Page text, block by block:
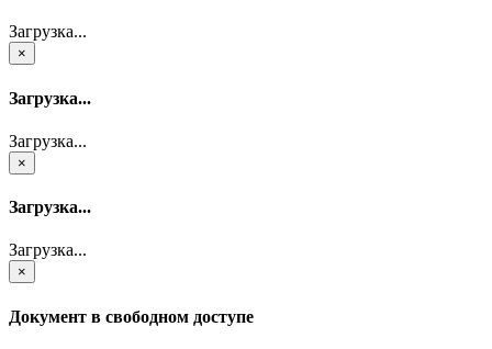
Загрузка...
×
Загрузка...
Загрузка...
×
Загрузка...
Загрузка...
×
Документ в свободном доступе